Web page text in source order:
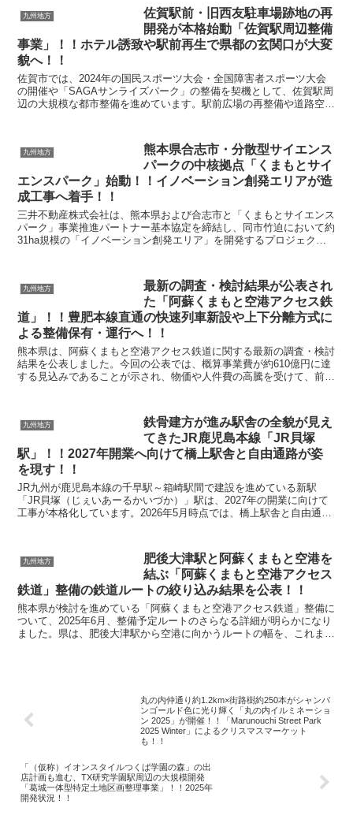
九州地方
佐賀駅前・旧西友駐車場跡地の再
開発が本格始動「佐賀駅周辺整備
事業」！！ホテル誘致や駅前再生で県都の玄関口が大変
貌へ！！
佐賀市では、2024年の国民スポーツ大会・全国障害者スポーツ大会
の開催や「SAGAサンライズパーク」の整備を契機として、佐賀駅周
辺の大規模な都市整備を進めています。駅前広場の再整備や道路空間
九州地方
熊本県合志市・分散型サイエンス
パークの中核拠点「くまもとサイ
エンスパーク」始動！！イノベーション創発エリアが造
成工事へ着手！！
三井不動産株式会社は、熊本県および合志市と「くまもとサイエンス
パーク」事業推進パートナー基本協定を締結し、同市竹迫において約
31ha規模の「イノベーション創発エリア」を開発するプロジェクト
九州地方
最新の調査・検討結果が公表され
た「阿蘇くまもと空港アクセス鉄
道」！！豊肥本線直通の快速列車新設や上下分離方式に
よる整備保有・運行へ！！
熊本県は、阿蘇くまもと空港アクセス鉄道に関する最新の調査・検討
結果を公表しました。今回の公表では、概算事業費が約610億円に達
する見込みであることが示され、物価や人件費の高騰を受けて、前回
九州地方
鉄骨建方が進み駅舎の全貌が見え
てきたJR鹿児島本線「JR貝塚
駅」！！2027年開業へ向けて橋上駅舎と自由通路が姿
を現す！！
JR九州が鹿児島本線の千早駅～箱崎駅間で建設を進めている新駅
「JR貝塚（じぇいあーるかいづか）」駅は、2027年の開業に向けて
工事が本格化しています。2026年5月時点では、橋上駅舎と自由通路
九州地方
肥後大津駅と阿蘇くまもと空港を
結ぶ「阿蘇くまもと空港アクセス
鉄道」整備の鉄道ルートの絞り込み結果を公表！！
熊本県が検討を進めている「阿蘇くまもと空港アクセス鉄道」整備に
ついて、2025年6月、整備予定ルートのさらなる詳細が明らかになり
ました。県は、肥後大津駅から空港に向かうルートの幅を、これまで
丸の内仲通り約1.2km×街路樹約250本がシャンパ
ンゴールド色に光り輝く「丸の内イルミネーショ
ン 2025」が開催！！「Marunouchi Street Park
2025 Winter」によるクリスマスマーケット
も！！
「（仮称）イオンスタイルつくば学園の森」の出
店計画も進む、TX研究学園駅周辺の大規模開発
「葛城一体型特定土地区画整理事業」！！2025年
開発状況！！